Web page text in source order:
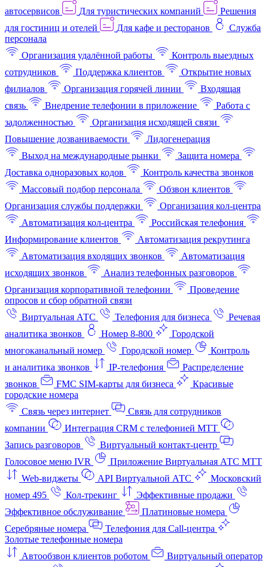
автосервисов
Для туристических компаний
Решения
для гостиниц и отелей
Для кафе и ресторанов
Служба
персонала
Организация удалённой работы
Контроль выездных
сотрудников
Поддержка клиентов
Открытие новых
филиалов
Организация горячей линии
Входящая
связь
Внедрение телефонии в приложение
Работа с
задолженностью
Организация исходящей связи
Повышение дозваниваемости
Лидогенерация
Выход на международные рынки
Защита номера
Доставка одноразовых кодов
Контроль качества звонков
Массовый подбор персонала
Обзвон клиентов
Организация службы поддержки
Организация кол-центра
Автоматизация кол-центра
Российская телефония
Информирование клиентов
Автоматизация рекрутинга
Автоматизация входящих звонков
Автоматизация
исходящих звонков
Анализ телефонных разговоров
Организация корпоративной телефонии
Проведение
опросов и сбор обратной связи
Виртуальная АТС
Телефония для бизнеса
Речевая
аналитика звонков
Номер 8-800
Городской
многоканальный номер
Городской номер
Контроль
и аналитика звонков
IP-телефония
Распределение
звонков
FMC SIM-карты для бизнеса
Красивые
городские номера
Связь через интернет
Связь для сотрудников
компании
Интеграция CRM с телефонией МТТ
Запись разговоров
Виртуальный контакт‑центр
Голосовое меню IVR
Приложение Виртуальная АТС МТТ
Web-виджеты
API Виртуальной АТС
Московский
номер 495
Кол-трекинг
Эффективные продажи
Эффективное обслуживание
Платиновые номера
Серебряные номера
Телефония для Call-центра
Золотые телефонные номера
Автообзвон клиентов роботом
Виртуальный оператор